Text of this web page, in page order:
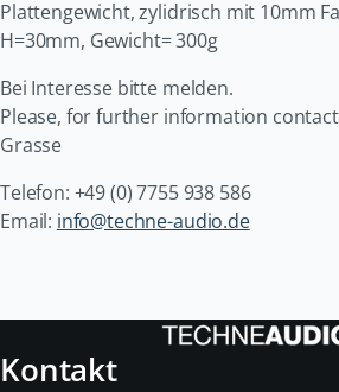
Plattengewicht, zylidrisch mit 10mm
H=30mm, Gewicht= 300g
Bei Interesse bitte melden.
Please, for further information
Grasse
Telefon: +49 (0) 7755 938 586
Email: info@techne-audio.de
Kontakt